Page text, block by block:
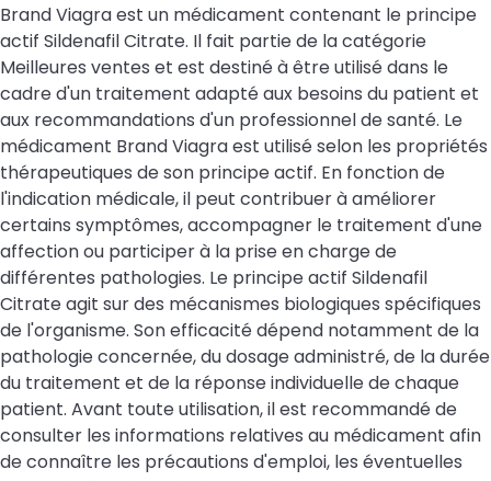
Brand Viagra est un médicament contenant le principe
actif Sildenafil Citrate. Il fait partie de la catégorie
Meilleures ventes et est destiné à être utilisé dans le
cadre d'un traitement adapté aux besoins du patient et
aux recommandations d'un professionnel de santé. Le
médicament Brand Viagra est utilisé selon les propriétés
thérapeutiques de son principe actif. En fonction de
l'indication médicale, il peut contribuer à améliorer
certains symptômes, accompagner le traitement d'une
affection ou participer à la prise en charge de
différentes pathologies. Le principe actif Sildenafil
Citrate agit sur des mécanismes biologiques spécifiques
de l'organisme. Son efficacité dépend notamment de la
pathologie concernée, du dosage administré, de la durée
du traitement et de la réponse individuelle de chaque
patient. Avant toute utilisation, il est recommandé de
consulter les informations relatives au médicament afin
de connaître les précautions d'emploi, les éventuelles